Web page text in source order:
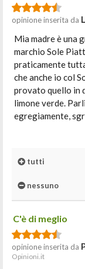
opinione inserita da
Mia madre è una
marchio Sole
praticamente
che anche io col
provato quello in
limone verde.
egregiamente,
tutti
nessuno
C'è di meglio
opinione inserita da
Opinioni.it